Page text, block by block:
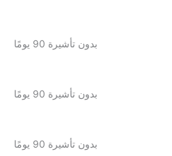
بدون تأشيرة 90 يومًا
بدون تأشيرة 90 يومًا
بدون تأشيرة 90 يومًا